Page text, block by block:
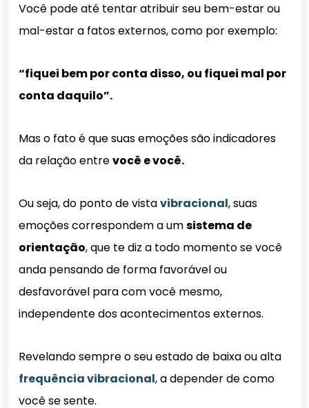
Você pode até tentar atribuir seu bem-estar ou
mal-estar a fatos externos, como por exemplo:
“fiquei bem por conta disso, ou fiquei mal por
conta daquilo”.
Mas o fato é que suas emoções são indicadores
da relação entrevocê e você.
Ou seja, do ponto de vistavibracional, suas
emoções correspondem a umsistema de
orientação, que te diz a todo momento se você
anda pensando de forma favorável ou
desfavorável para com você mesmo,
independente dos acontecimentos externos.
Revelando sempre o seu estado de baixa ou alta
frequência vibracional, a depender de como
você se sente.